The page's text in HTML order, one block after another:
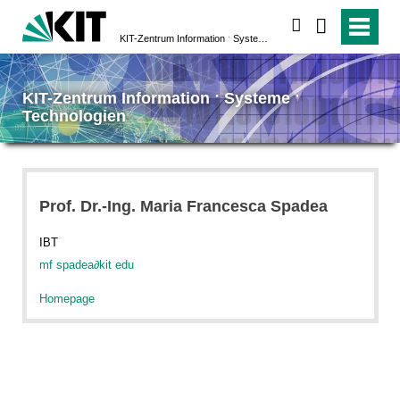
KIT-Zentrum Information ˑ Systeme ˑ
Technologien
Prof. Dr.-Ing. Maria Francesca Spadea
IBT
mf spadea∂kit edu
Homepage